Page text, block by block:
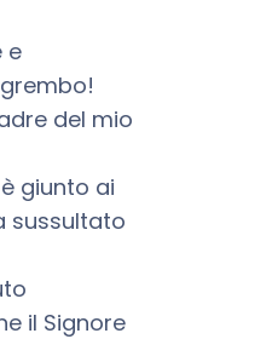
e
del mio
giunto ai
sussultato
il Signore